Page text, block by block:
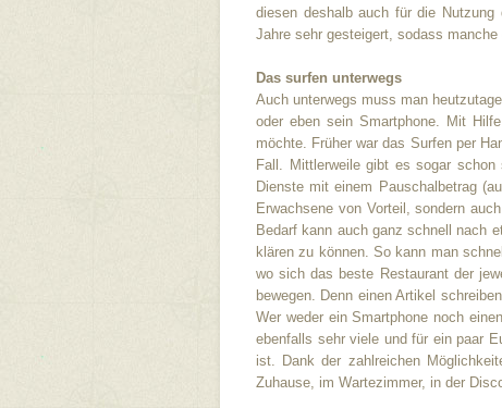
diesen deshalb auch für die
Jahre sehr gesteigert, sodass
Das surfen unterwegs
Auch unterwegs muss man
oder eben sein Smartphone. Mit
möchte. Früher war das Surfen per
Fall. Mittlerweile gibt es sogar
Dienste mit einem Pauschalbetrag
Erwachsene von Vorteil, sondern
Bedarf kann auch ganz schnell nach
klären zu können. So kann man
wo sich das beste Restaurant der
bewegen. Denn einen Artikel
Wer weder ein Smartphone noch
ebenfalls sehr viele und für ein paar
ist. Dank der zahlreichen
Zuhause, im Wartezimmer, in der